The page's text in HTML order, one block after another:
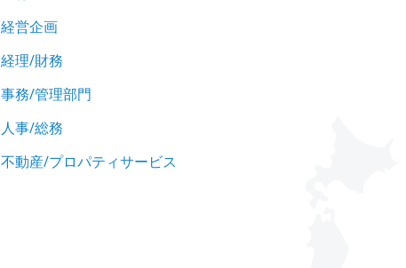
経営企画
経理/財務
事務/管理部門
人事/総務
不動産/プロパティサービス